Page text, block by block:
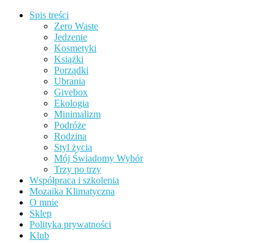
Spis treści
Zero Waste
Jedzenie
Kosmetyki
Książki
Porządki
Ubrania
Givebox
Ekologia
Minimalizm
Podróże
Rodzina
Styl życia
Mój Świadomy Wybór
Trzy po trzy
Współpraca i szkolenia
Mozaika Klimatyczna
O mnie
Sklep
Polityka prywatności
Klub